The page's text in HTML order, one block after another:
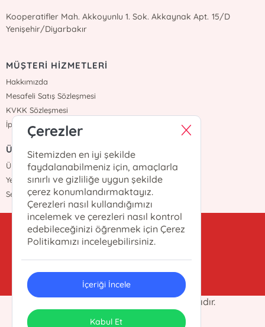
Kooperatifler Mah. Akkoyunlu 1. Sok. Akkaynak Apt. 15/D
Yenişehir/Diyarbakır
MÜŞTERİ HİZMETLERİ
Hakkımızda
Mesafeli Satış Sözleşmesi
KVKK Sözleşmesi
İptal İade
ÜYELİK
Üye Girişi
Yeni Üyelik
Sepetim
kitappola@gmail.com
0 531 223 4566
Polat Kitap © 2025 Her hakkı saklıdır.
Tasarım & Uygulama
Çerezler
Sitemizden en iyi şekilde
faydalanabilmeniz için, amaçlarla
sınırlı ve gizliliğe uygun şekilde
çerez konumlandırmaktayız.
Çerezleri nasıl kullandığımızı
incelemek ve çerezleri nasıl kontrol
edebileceğinizi öğrenmek için Çerez
Politikamızı inceleyebilirsiniz.
İçeriği İncele
Kabul Et